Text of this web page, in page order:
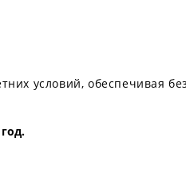
условий, обеспечивая